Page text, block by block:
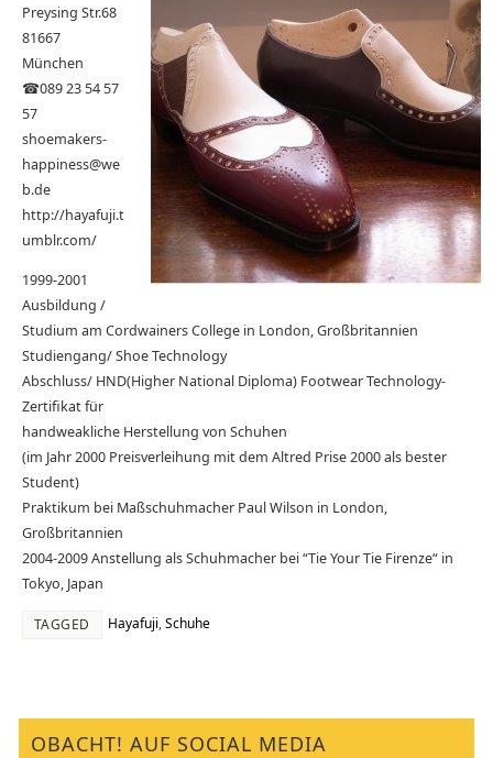
Preysing Str.68
81667
München
☎089 23 54 57
57
shoemakers-
happiness@we
b.de
http://hayafuji.t
umblr.com/
1999-2001
Ausbildung /
Studium am Cordwainers College in London, Großbritannien
Studiengang/ Shoe Technology
Abschluss/ HND(Higher National Diploma) Footwear Technology-
Zertifikat für
handweakliche Herstellung von Schuhen
(im Jahr 2000 Preisverleihung mit dem Altred Prise 2000 als bester
Student)
Praktikum bei Maßschuhmacher Paul Wilson in London,
Großbritannien
2004-2009 Anstellung als Schuhmacher bei “Tie Your Tie Firenze“ in
Tokyo, Japan
TAGGED Hayafuji,Schuhe
OBACHT! AUF SOCIAL MEDIA